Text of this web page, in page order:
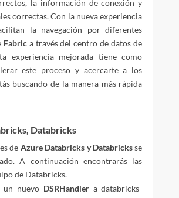
la información de conexión y
correctas. Con la nueva experiencia
la navegación por diferentes
Fabrica través del centro de datos de
experiencia mejorada tiene como
este proceso y acercarte a los
buscando de la manera más rápida
Databricks
de Azure Databricks y Databricksse
A continuación encontrarás las
de Databricks.
un nuevo DSRHandlera databricks-